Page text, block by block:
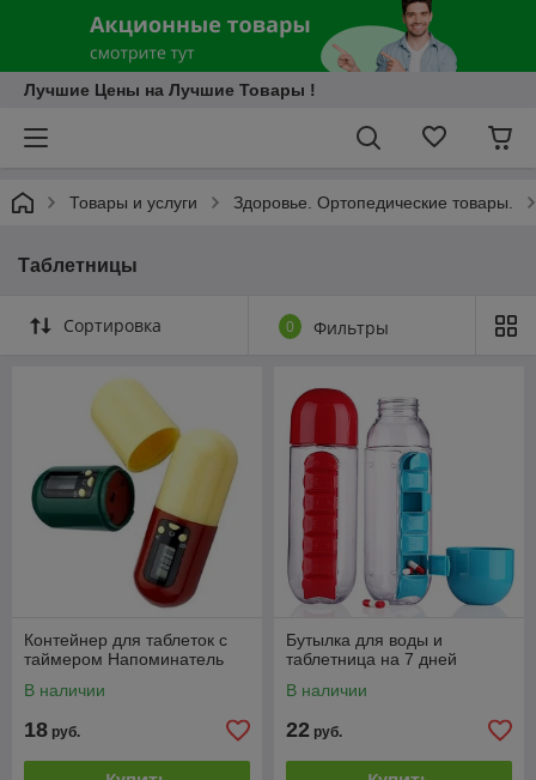
Лучшие Цены на Лучшие Товары !
Товары и услуги Здоровье. Ортопедические товары.
Таблетницы
Сортировка 0 Фильтры
Контейнер для таблеток с
таймером Напоминатель
В наличии
18 руб.
Бутылка для воды и
таблетница на 7 дней
В наличии
22 руб.